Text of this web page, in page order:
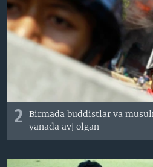
2
Birmada buddistlar va
yanada avj olgan